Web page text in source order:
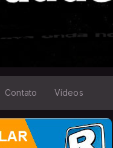
Contato Vídeos